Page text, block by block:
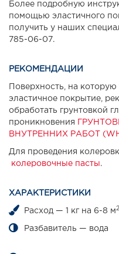
Более подробную
помощью эластичного
получить у наших
785-06-07.
РЕКОМЕНДАЦИИ
Поверхность, на
эластичное покрытие,
обработать грунтовкой
проникновения
ВНУТРЕННИХ РАБОТ
Для проведения
колеровочные пасты .
ХАРАКТЕРИСТИКИ
Расход — 1 кг на 6-8 м 2
Разбавитель — вода